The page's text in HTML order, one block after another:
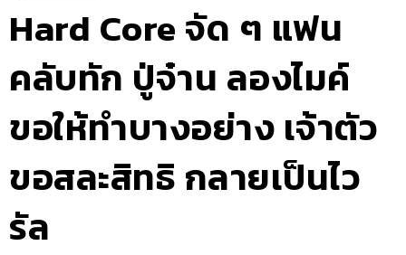
Hard Core จัด ๆ แฟน
คลับทัก ปู่จ๋าน ลองไมค์
ขอให้ทำบางอย่าง เจ้าตัว
ขอสละสิทธิ กลายเป็นไว
รัล